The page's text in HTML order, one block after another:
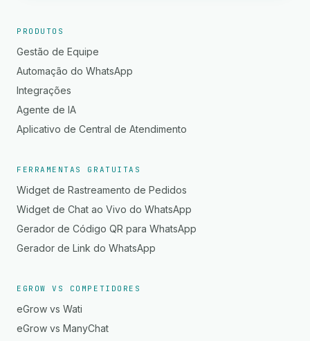
PRODUTOS
Gestão de Equipe
Automação do WhatsApp
Integrações
Agente de IA
Aplicativo de Central de Atendimento
FERRAMENTAS GRATUITAS
Widget de Rastreamento de Pedidos
Widget de Chat ao Vivo do WhatsApp
Gerador de Código QR para WhatsApp
Gerador de Link do WhatsApp
EGROW VS COMPETIDORES
eGrow vs Wati
eGrow vs ManyChat